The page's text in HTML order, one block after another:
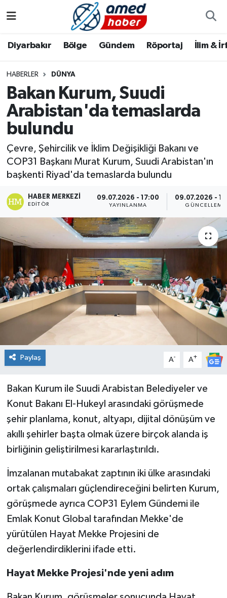
Diyarbakır Bölge Gündem Röportaj İlim &
HABERLER DÜNYA
Bakan Kurum, Suudi
Arabistan'da temaslarda
bulundu
Çevre, Şehircilik ve İklim Değişikliği Bakanı ve
COP31 Başkanı Murat Kurum, Suudi Arabistan'ın
başkenti Riyad'da temaslarda bulundu
HABER MERKEZI
EDITÖR
09.07.2026 - 17:00
YAYINLANMA
09.07.2026 -
GÜNCELLEME
Paylaş A- A+
Bakan Kurum ile Suudi Arabistan Belediyeler ve
Konut Bakanı El-Hukeyl arasındaki görüşmede
şehir planlama, konut, altyapı, dijital dönüşüm ve
akıllı şehirler başta olmak üzere birçok alanda iş
birliğinin geliştirilmesi kararlaştırıldı.
İmzalanan mutabakat zaptının iki ülke arasındaki
ortak çalışmaları güçlendireceğini belirten Kurum,
görüşmede ayrıca COP31 Eylem Gündemi ile
Emlak Konut Global tarafından Mekke'de
yürütülen Hayat Mekke Projesini de
değerlendirdiklerini ifade etti.
Hayat Mekke Projesi'nde yeni adım
Bölge
Röportaj
Foto Galeri
Aile
Asayiş
Bilim & Teknoloji
Dünya
Eğitim
Ekonomi
Genel
Güncel
Gündem
İlim & İrfan
Kültür & Sanat
Sağlık
Sağlık & Yaşam
Siyaset
Spor
Yaşam
Diyarbakır Hava Durumu
Diyarbakır Namaz Vakitleri
Diyarbakır Trafik Yoğunluk Haritası
Süper Lig Puan Durumu ve Fikstür
Tüm Manşetler
Son Dakika Haberleri
Haber Arşivi